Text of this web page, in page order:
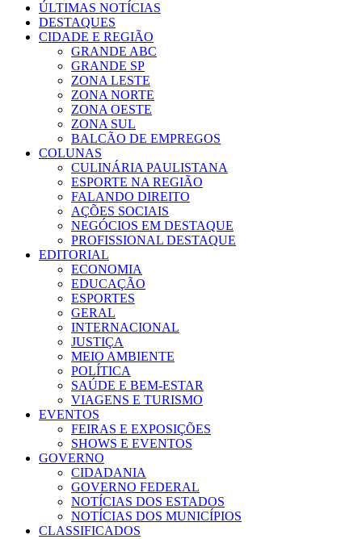
ÚLTIMAS NOTÍCIAS
DESTAQUES
CIDADE E REGIÃO
GRANDE ABC
GRANDE SP
ZONA LESTE
ZONA NORTE
ZONA OESTE
ZONA SUL
BALCÃO DE EMPREGOS
COLUNAS
CULINÁRIA PAULISTANA
ESPORTE NA REGIÃO
FALANDO DIREITO
AÇÕES SOCIAIS
NEGÓCIOS EM DESTAQUE
PROFISSIONAL DESTAQUE
EDITORIAL
ECONOMIA
EDUCAÇÃO
ESPORTES
GERAL
INTERNACIONAL
JUSTIÇA
MEIO AMBIENTE
POLÍTICA
SAÚDE E BEM-ESTAR
VIAGENS E TURISMO
EVENTOS
FEIRAS E EXPOSIÇÕES
SHOWS E EVENTOS
GOVERNO
CIDADANIA
GOVERNO FEDERAL
NOTÍCIAS DOS ESTADOS
NOTÍCIAS DOS MUNICÍPIOS
CLASSIFICADOS